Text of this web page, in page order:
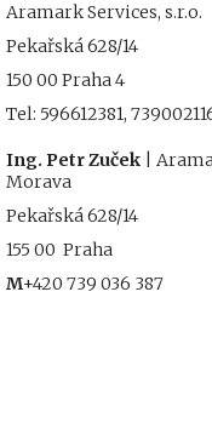
Aramark Services, s.r.o.
Pekařská 628/14
150 00 Praha 4
Tel: 596612381,
Ing. Petr Zuček
|
Morava
Pekařská 628/14
155 00 Praha
M+420 739 036 387